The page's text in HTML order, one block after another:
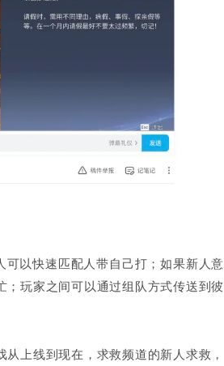
可以快速匹配人带自己打；如果新人意
玩家之间可以通过组队方式传送到彼
上线到现在，求救频道的新人求救，